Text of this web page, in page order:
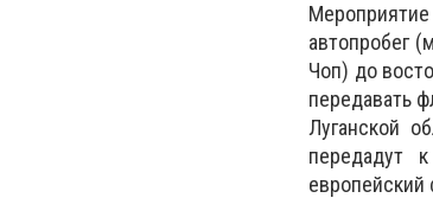
автопробег
Чоп) до
передавать
Луганской
передадут
европейский